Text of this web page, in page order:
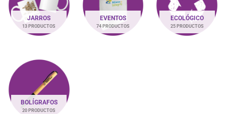
JARROS
13 PRODUCTOS
EVENTOS
74 PRODUCTOS
ECOLÓGICO
25 PRODUCTOS
BOLÍGRAFOS
20 PRODUCTOS